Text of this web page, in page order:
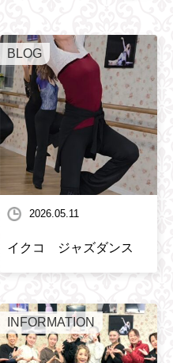
BLOG
2026.05.11
イクコ ジャズダンス
INFORMATION